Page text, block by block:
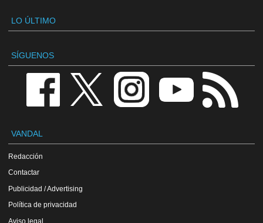
LO ÚLTIMO
SÍGUENOS
VANDAL
Redacción
Contactar
Publicidad / Advertising
Política de privacidad
Aviso legal